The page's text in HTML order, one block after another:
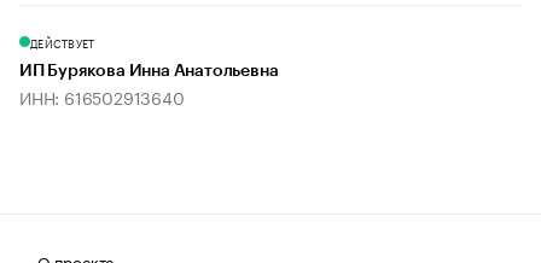
ДЕЙСТВУЕТ
ИП Бурякова Инна Анатольевна
ИНН: 616502913640